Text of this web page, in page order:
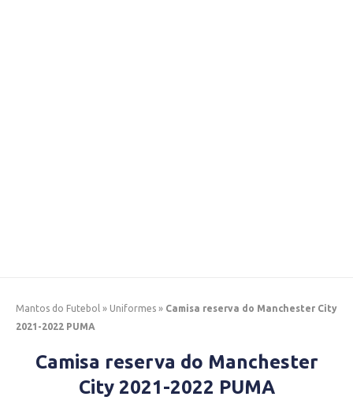
Mantos do Futebol » Uniformes » Camisa reserva do Manchester City
2021-2022 PUMA
Camisa reserva do Manchester
City 2021-2022 PUMA